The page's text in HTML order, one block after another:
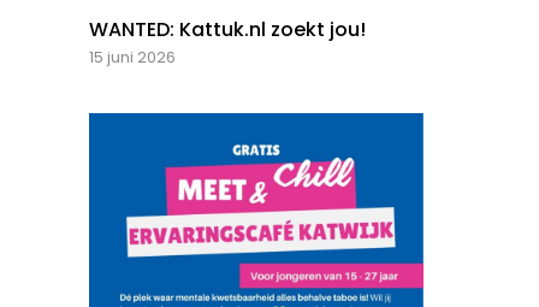
WANTED: Kattuk.nl zoekt jou!
15 juni 2026